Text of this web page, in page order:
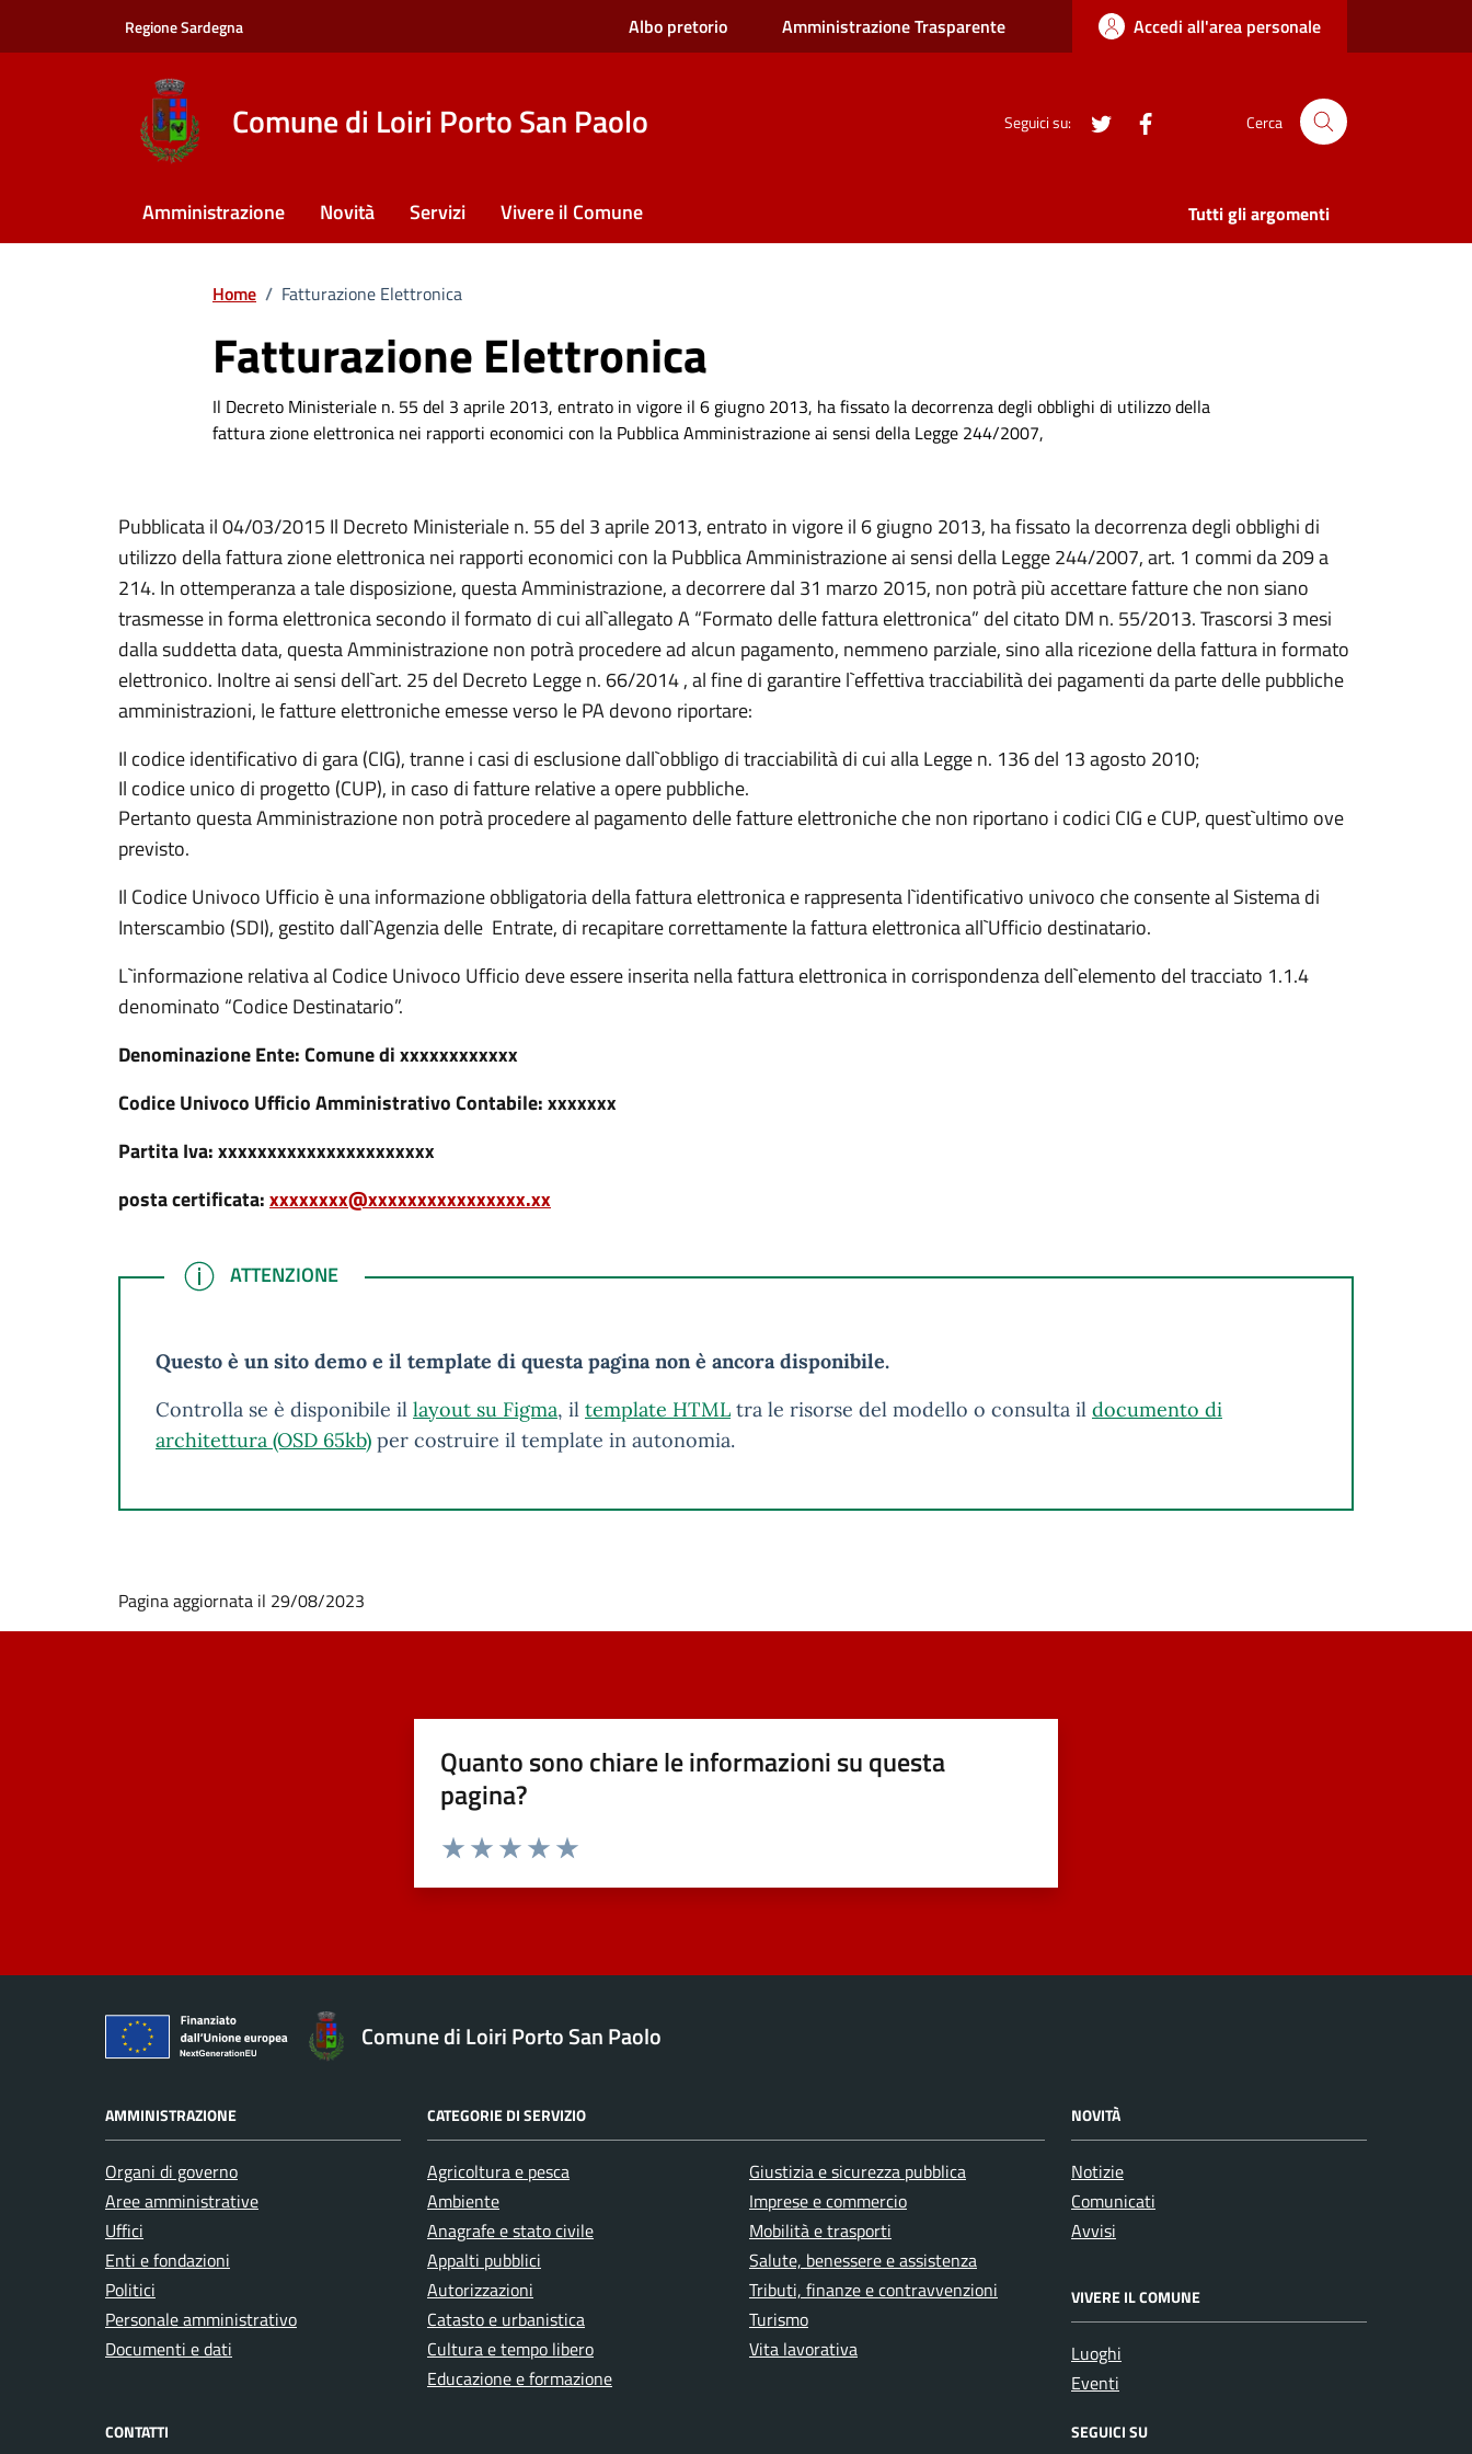
Regione Sardegna Albo pretorio Amministrazione Trasparente Accedi all'area personale
Comune di Loiri Porto San Paolo Seguici su: twitter Cerca
Amministrazione Novità Servizi Vivere il Comune Tutti gli argomenti
Home / Fatturazione Elettronica
Fatturazione Elettronica
Il Decreto Ministeriale n. 55 del 3 aprile 2013, entrato in vigore il 6 giugno 2013, ha fissato la decorrenza degli obblighi di utilizzo della
fattura zione elettronica nei rapporti economici con la Pubblica Amministrazione ai sensi della Legge 244/2007,
Pubblicata il 04/03/2015 Il Decreto Ministeriale n. 55 del 3 aprile 2013, entrato in vigore il 6 giugno 2013, ha fissato la decorrenza degli obblighi di
utilizzo della fattura zione elettronica nei rapporti economici con la Pubblica Amministrazione ai sensi della Legge 244/2007, art. 1 commi da 209 a
214. In ottemperanza a tale disposizione, questa Amministrazione, a decorrere dal 31 marzo 2015, non potrà più accettare fatture che non siano
trasmesse in forma elettronica secondo il formato di cui all`allegato A “Formato delle fattura elettronica” del citato DM n. 55/2013. Trascorsi 3 mesi
dalla suddetta data, questa Amministrazione non potrà procedere ad alcun pagamento, nemmeno parziale, sino alla ricezione della fattura in formato
elettronico. Inoltre ai sensi dell`art. 25 del Decreto Legge n. 66/2014 , al fine di garantire l`effettiva tracciabilità dei pagamenti da parte delle pubbliche
amministrazioni, le fatture elettroniche emesse verso le PA devono riportare:
Il codice identificativo di gara (CIG), tranne i casi di esclusione dall`obbligo di tracciabilità di cui alla Legge n. 136 del 13 agosto 2010;
Il codice unico di progetto (CUP), in caso di fatture relative a opere pubbliche.
Pertanto questa Amministrazione non potrà procedere al pagamento delle fatture elettroniche che non riportano i codici CIG e CUP, quest`ultimo ove
previsto.
Il Codice Univoco Ufficio è una informazione obbligatoria della fattura elettronica e rappresenta l`identificativo univoco che consente al Sistema di
Interscambio (SDI), gestito dall`Agenzia delle Entrate, di recapitare correttamente la fattura elettronica all`Ufficio destinatario.
L`informazione relativa al Codice Univoco Ufficio deve essere inserita nella fattura elettronica in corrispondenza dell`elemento del tracciato 1.1.4
denominato “Codice Destinatario”.
Denominazione Ente: Comune di xxxxxxxxxxxx
Codice Univoco Ufficio Amministrativo Contabile: xxxxxxx
Partita Iva: xxxxxxxxxxxxxxxxxxxxxx
posta certificata:xxxxxxxx@xxxxxxxxxxxxxxxx.xx
ATTENZIONE
ATTENZIONE
Questo è un sito demo e il template di questa pagina non è ancora disponibile.
Controlla se è disponibile il layout su Figma, il template HTML tra le risorse del modello o consulta il documento di
architettura (OSD 65kb) per costruire il template in autonomia.
Pagina aggiornata il 29/08/2023
Quanto sono chiare le informazioni su questa
pagina?
Comune di Loiri Porto San Paolo
AMMINISTRAZIONE
Organi di governo
Aree amministrative
Uffici
Enti e fondazioni
Politici
Personale amministrativo
Documenti e dati
CATEGORIE DI SERVIZIO
Agricoltura e pesca
Ambiente
Anagrafe e stato civile
Appalti pubblici
Autorizzazioni
Catasto e urbanistica
Cultura e tempo libero
Educazione e formazione
Giustizia e sicurezza pubblica
Imprese e commercio
Mobilità e trasporti
Salute, benessere e assistenza
Tributi, finanze e contravvenzioni
Turismo
Vita lavorativa
NOVITÀ
Notizie
Comunicati
Avvisi
VIVERE IL COMUNE
Luoghi
Eventi
CONTATTI SEGUICI SU